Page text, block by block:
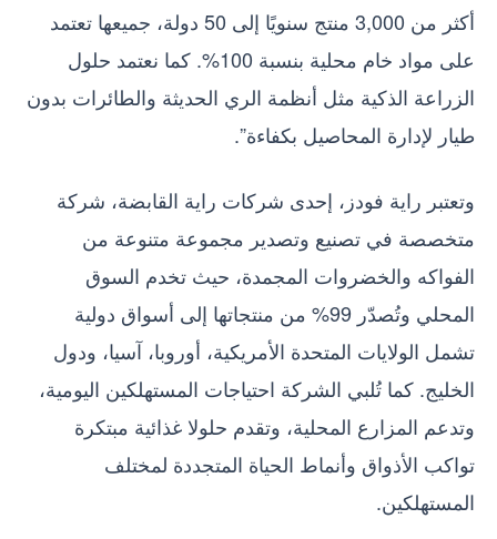
أكثر من 3,000 منتج سنويًا إلى 50 دولة، جميعها تعتمد
على مواد خام محلية بنسبة 100%. كما نعتمد حلول
الزراعة الذكية مثل أنظمة الري الحديثة والطائرات بدون
طيار لإدارة المحاصيل بكفاءة”.
وتعتبر راية فودز، إحدى شركات راية القابضة، شركة
متخصصة في تصنيع وتصدير مجموعة متنوعة من
الفواكه والخضروات المجمدة، حيث تخدم السوق
المحلي وتُصدّر 99% من منتجاتها إلى أسواق دولية
تشمل الولايات المتحدة الأمريكية، أوروبا، آسيا، ودول
الخليج. كما تُلبي الشركة احتياجات المستهلكين اليومية،
وتدعم المزارع المحلية، وتقدم حلولا غذائية مبتكرة
تواكب الأذواق وأنماط الحياة المتجددة لمختلف
المستهلكين.